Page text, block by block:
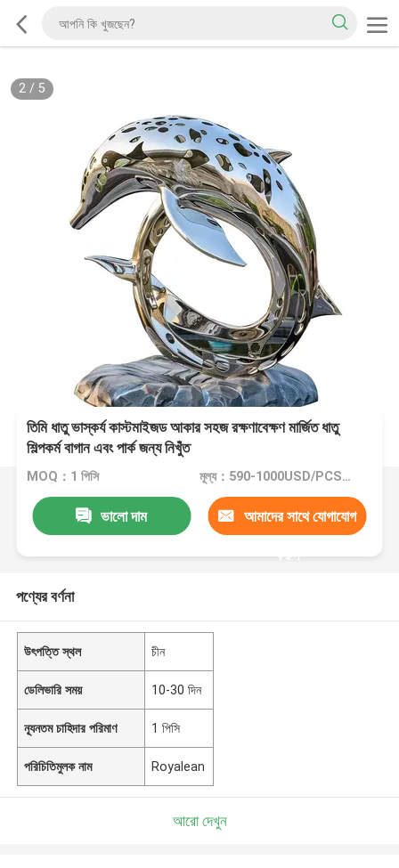
2/ 5
তিমি ধাতু ভাস্কর্য কাস্টমাইজড আকার সহজ রক্ষণাবেক্ষণ মার্জিত ধাতু
শিল্পকর্ম বাগান এবং পার্ক জন্য নিখুঁত
MOQ：1 পিসি মূল্য：590-1000USD/PCS(Negotiate)
ভালো দাম আমাদের সাথে যোগাযোগ
করুন
পণ্যের বর্ণনা
উৎপত্তি স্থল চীন
ডেলিভারি সময় 10-30 দিন
ন্যূনতম চাহিদার পরিমাণ 1 পিসি
পরিচিতিমুলক নাম Royalean
আরো দেখুন